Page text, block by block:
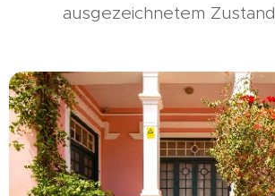
ausgezeichnetem Zustand